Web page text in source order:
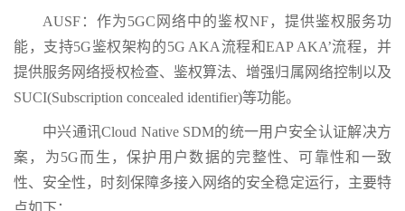
AUSF：作为5GC网络中的鉴权NF，提供鉴权服务功
能，支持5G鉴权架构的5G AKA流程和EAP AKA’流程，并
提供服务网络授权检查、鉴权算法、增强归属网络控制以及
SUCI(Subscription concealed identifier)等功能。
中兴通讯Cloud Native SDM的统一用户安全认证解决方
案，为5G而生，保护用户数据的完整性、可靠性和一致
性、安全性，时刻保障多接入网络的安全稳定运行，主要特
点如下：